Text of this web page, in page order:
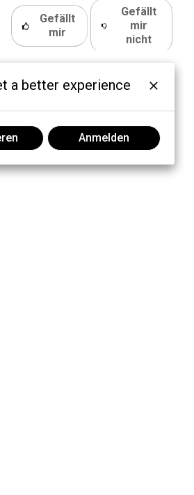
Gefällt
mir
Gefällt
mir
nicht
a better experience
Anmelden